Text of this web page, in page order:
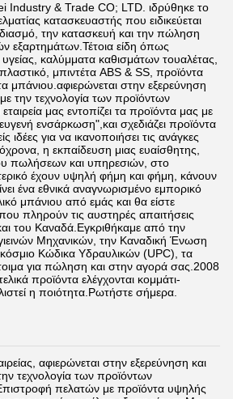
Industry & Trade CO; LTD. ιδρύθηκε το
κατασκευαστής που ειδικεύεται
την κατασκευή και την πώληση
εξαρτημάτων.Τέτοια είδη όπως
καλύμματα καθισμάτων τουαλέτας,
μπιντέτα ABS & SS, προϊόντα
μπάνιου.αφιερώνεται στην εξερεύνηση
την τεχνολογία των προϊόντων
μας εντοπίζει τα προϊόντα μας με
ενσάρκωση",και σχεδιάζει προϊόντα
ιδέες για να ικανοποιήσει τις ανάγκες
η εκπαίδευση μιας ευαίσθητης,
πωλήσεων και υπηρεσιών, στο
έχουν υψηλή φήμη και φήμη, κάνουν
ένα εθνικά αναγνωρισμένο εμπορικό
μπάνιου από εμάς και θα είστε
πληρούν τις αυστηρές απαιτήσεις
του Καναδά.Εγκριθήκαμε από την
Μηχανικών, την Καναδική Ένωση
Κώδικα Υδραυλικών (UPC), τα
για πώληση και στην αγορά σας.2008
προϊόντα ελέγχονται κομμάτι-
η ποιότητα.Ρωτήστε σήμερα.
αφιερώνεται στην εξερεύνηση και
τεχνολογία των προϊόντων
πελατών με προϊόντα υψηλής